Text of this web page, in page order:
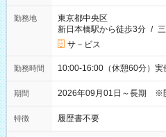
勤務地
東京都中央区
新日本橋駅から徒歩3分 /
サ－ビス
勤務時間 10:00-16:00（休憩60分）実
期間 2026年09月01日～長期 ※
特徴 履歴書不要